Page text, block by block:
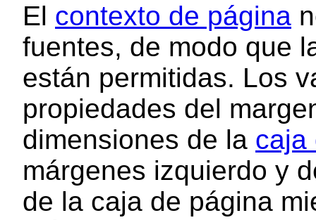
El contexto de página
fuentes, de modo que
están permitidas. Los
propiedades del
dimensiones de la caja
márgenes izquierdo y
de la caja de página